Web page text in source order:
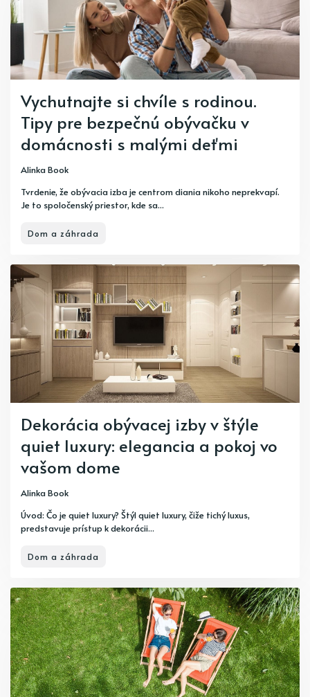
Vychutnajte si chvíle s rodinou.
Tipy pre bezpečnú obývačku v
domácnosti s malými deťmi
Alinka Book
Tvrdenie, že obývacia izba je centrom diania nikoho neprekvapí.
Je to spoločenský priestor, kde sa...
Dom a záhrada
Dekorácia obývacej izby v štýle
quiet luxury: elegancia a pokoj vo
vašom dome
Alinka Book
Úvod: Čo je quiet luxury? Štýl quiet luxury, čiže tichý luxus,
predstavuje prístup k dekorácii...
Dom a záhrada